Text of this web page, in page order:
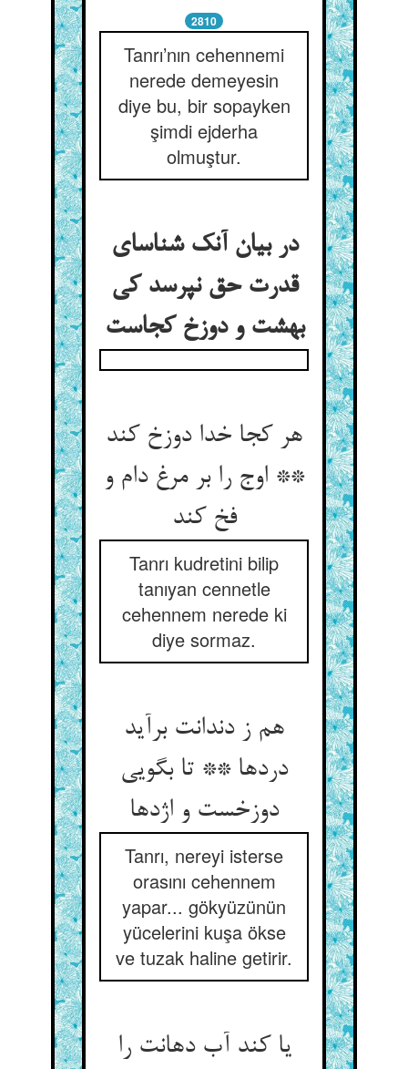
2810
Tanrı’nın cehennemi
nerede demeyesin
diye bu, bir sopayken
şimdi ejderha
olmuştur.
در بیان آنک شناسای
قدرت حق نپرسد کی
بهشت و دوزخ کجاست
هر کجا خدا دوزخ کند
** اوج را بر مرغ دام و
فخ کند
Tanrı kudretini bilip
tanıyan cennetle
cehennem nerede ki
diye sormaz.
هم ز دندانت برآید
دردها ** تا بگویی
دوزخست و اژدها
Tanrı, nereyi isterse
orasını cehennem
yapar... gökyüzünün
yücelerini kuşa ökse
ve tuzak haline getirir.
یا کند آب دهانت را